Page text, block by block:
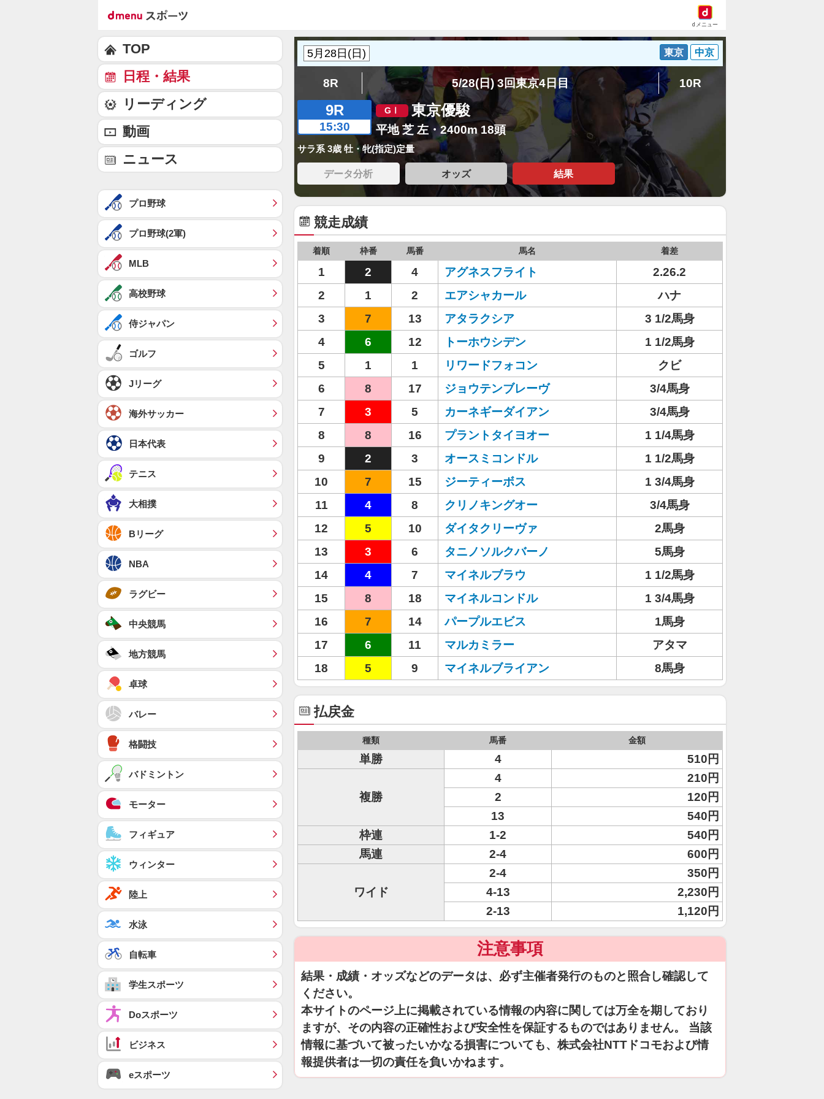
dメニュー
東京 中京
8R 5/28(日) 3回東京4日目 10R
9R
15:30
東京優駿
平地 芝 左・2400m 18頭
サラ系 3歳 牡・牝(指定)定量
データ分析 オッズ 結果
競走成績
着順 枠番 馬番 馬名 着差
1 2 4 アグネスフライト
2.26.2
2
1 2 エアシャカール
ハナ
3
7 13 アタラクシア
3 1/2馬身
4
6 12 トーホウシデン
1 1/2馬身
5
1 1 リワードフォコン
クビ
6
8 17 ジョウテンブレーヴ
3/4馬身
7
3 5 カーネギーダイアン
3/4馬身
8
8 16 プラントタイヨオー
1 1/4馬身
9
2 3 オースミコンドル
1 1/2馬身
10
7 15 ジーティーボス
1 3/4馬身
11
4 8 クリノキングオー
3/4馬身
12
5 10 ダイタクリーヴァ
2馬身
13
3 6 タニノソルクバーノ
5馬身
14
4 7 マイネルブラウ
1 1/2馬身
15
8 18 マイネルコンドル
1 3/4馬身
16
7 14 パープルエビス
1馬身
17
6 11 マルカミラー
アタマ
18
5 9 マイネルブライアン 8馬身
払戻金
種類 馬番 金額
単勝 4 510円
複勝
4
210円
2
120円
13
540円
枠連
1-2
540円
馬連
2-4 600円
ワイド
2-4
350円
4-13
2,230円
2-13
1,120円
注意事項
結果・成績・オッズなどのデータは、必ず主催者発行のものと照合し確認して
ください。
本サイトのページ上に掲載されている情報の内容に関しては万全を期しており
ますが、その内容の正確性および安全性を保証するものではありません。 当該
情報に基づいて被ったいかなる損害についても、株式会社NTTドコモおよび情
報提供者は一切の責任を負いかねます。
TOP
日程・結果
リーディング
動画
ニュース
プロ野球
プロ野球(2軍)
MLB
高校野球
侍ジャパン
ゴルフ
Jリーグ
海外サッカー
日本代表
テニス
大相撲
Bリーグ
NBA
ラグビー
中央競馬
地方競馬
卓球
バレー
格闘技
バドミントン
モーター
フィギュア
ウィンター
陸上
水泳
自転車
学生スポーツ
Doスポーツ
ビジネス
eスポーツ